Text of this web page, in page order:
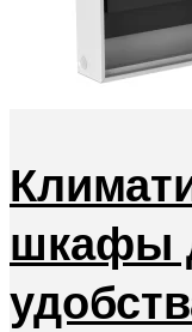
шкафы